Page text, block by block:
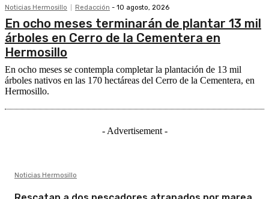
Noticias Hermosillo Redacción - 10 agosto, 2026
En ocho meses terminarán de plantar 13 mil
árboles en Cerro de la Cementera en
Hermosillo
En ocho meses se contempla completar la plantación de 13 mil
árboles nativos en las 170 hectáreas del Cerro de la Cementera, en
Hermosillo.
- Advertisement -
Noticias Hermosillo